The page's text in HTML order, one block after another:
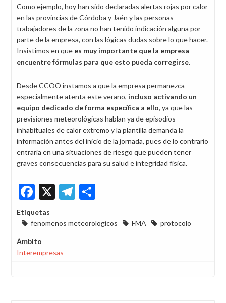
Como ejemplo, hoy han sido declaradas alertas rojas por calor
en las provincias de Córdoba y Jaén y las personas
trabajadores de la zona no han tenido indicación alguna por
parte de la empresa, con las lógicas dudas sobre lo que hacer.
Insistimos en que es muy importante que la empresa
encuentre fórmulas para que esto pueda corregirse.
Desde CCOO instamos a que la empresa permanezca
especialmente atenta este verano, incluso activando un
equipo dedicado de forma específica a ello, ya que las
previsiones meteorológicas hablan ya de episodios
inhabituales de calor extremo y la plantilla demanda la
información antes del inicio de la jornada, pues de lo contrario
entraría en una situaciones de riesgo que pueden tener
graves consecuencias para su salud e integridad física.
Facebook
X Telegram
Etiquetas
fenomenos meteorologicos
FMA protocolo
Ámbito
Interempresas